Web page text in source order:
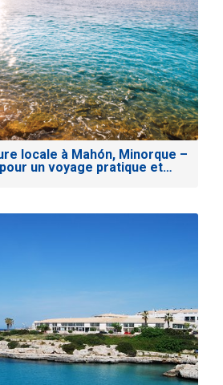
locale à Mahón, Minorque –
un voyage pratique et